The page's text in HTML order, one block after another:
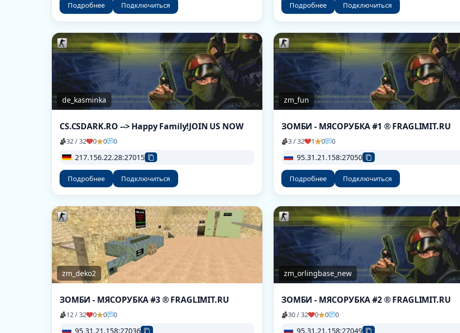
Подробнее Подключиться Подробнее Подключиться
de_kasminka
CS.CSDARK.RO --> Happy Family!JOIN US NOW
32 / 32 0 0 0
217.156.22.28:27015
Подробнее Подключиться
zm_fun
ЗОМБИ - МЯСОРУБКА #1 ® FRAGLIMIT.RU
3 / 32 1 0 0
95.31.21.158:27050
Подробнее Подключиться
zm_deko2
ЗОМБИ - МЯСОРУБКА #3 ® FRAGLIMIT.RU
12 / 32 0 0 0
95.31.21.158:27036
zm_orlingbase_new
ЗОМБИ - МЯСОРУБКА #2 ® FRAGLIMIT.RU
30 / 32 0 0 0
95.31.21.158:27049